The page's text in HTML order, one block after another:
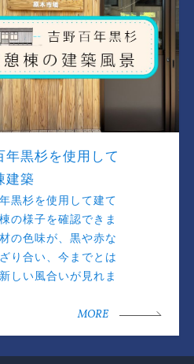
年黒杉を使用して
建築
黒杉を使用して建て
の様子を確認できま
の色味が、黒や赤な
り合い、今までとは
しい風合いが見れま
MORE